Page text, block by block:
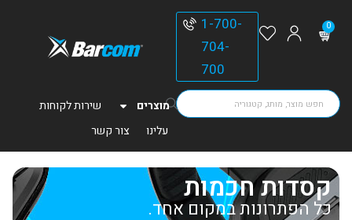
0
1-700-
704-
700
מוצרים
שירות לקוחות
עלינו
צור קשר
קסדות חכמות
כל הפתרונות במקום אחד.